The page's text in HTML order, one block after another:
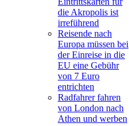
die Akropolis ist
irreführend
Reisende nach
Europa müssen bei
der Einreise in die
EU eine Gebühr
von 7 Euro
entrichten
Radfahrer fahren
von London nach
Athen und werben